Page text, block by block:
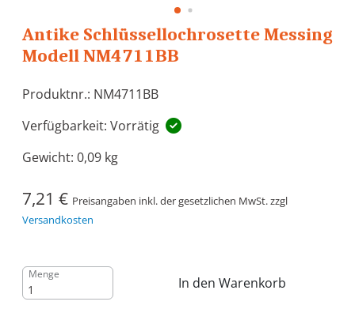
Antike Schlüssellochrosette Messing
Modell NM4711BB
Produktnr.: NM4711BB
Verfügbarkeit: Vorrätig
Gewicht: 0,09 kg
7,21 € Preisangaben inkl. der gesetzlichen MwSt. zzgl
Versandkosten
Menge
In den Warenkorb